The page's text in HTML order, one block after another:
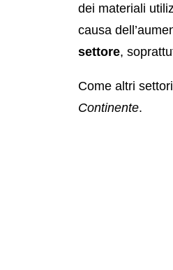
dei materiali
causa
settore,
Come altri
Continente.